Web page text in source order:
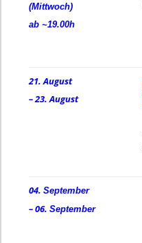
(Mittwoch)
ab ~19.00h
21. August
– 23. August
04. September
– 06. September